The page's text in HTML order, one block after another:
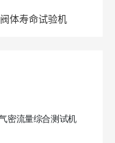
阀体寿命试验机